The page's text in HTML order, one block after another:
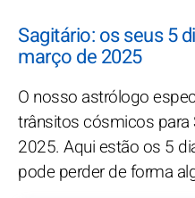
Sagitário: os seus 5
março de 2025
O nosso astrólogo
trânsitos cósmicos
2025. Aqui estão os 5
pode perder de forma